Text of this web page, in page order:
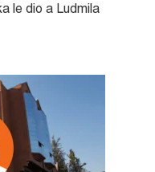
le dio a Ludmila